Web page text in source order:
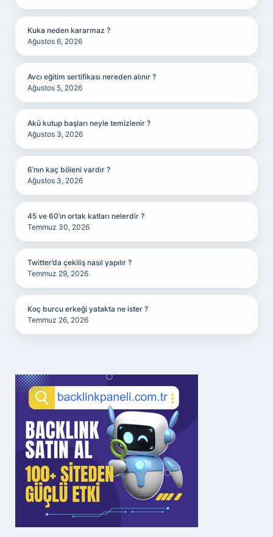
Kuka neden kararmaz ?
Ağustos 6, 2026
Avcı eğitim sertifikası nereden alınır ?
Ağustos 5, 2026
Akü kutup başları neyle temizlenir ?
Ağustos 3, 2026
6’nın kaç böleni vardır ?
Ağustos 3, 2026
45 ve 60’ın ortak katları nelerdir ?
Temmuz 30, 2026
Twitter’da çekiliş nasıl yapılır ?
Temmuz 29, 2026
Koç burcu erkeği yatakta ne ister ?
Temmuz 26, 2026